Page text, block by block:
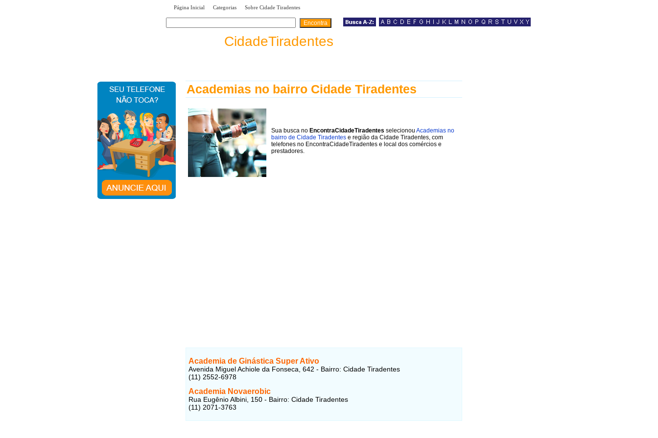
Página Inicial Categorias Sobre Cidade Tiradentes
CidadeTiradentes
Academias no bairro Cidade Tiradentes
Sua busca no EncontraCidadeTiradentes selecionou Academias no
bairro de Cidade Tiradentes e região da Cidade Tiradentes, com
telefones no EncontraCidadeTiradentes e local dos comércios e
prestadores.
Academia de Ginástica Super Ativo
Avenida Miguel Achiole da Fonseca, 642 - Bairro: Cidade Tiradentes
(11) 2552-6978
Academia Novaerobic
Rua Eugênio Albini, 150 - Bairro: Cidade Tiradentes
(11) 2071-3763